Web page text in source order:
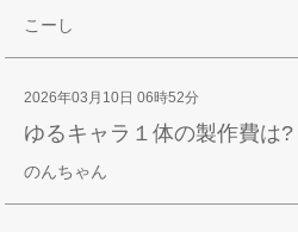
こーし
2026年03月10日 06時52分
ゆるキャラ１体の製作費は?
のんちゃん